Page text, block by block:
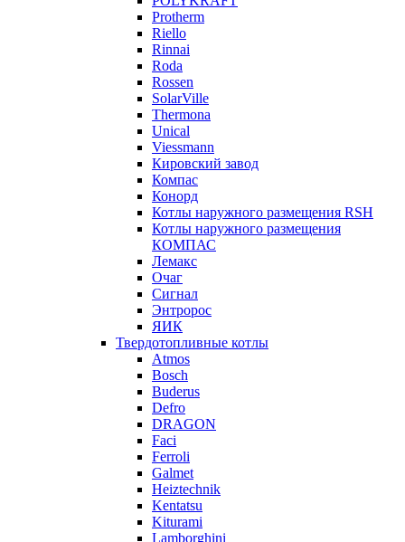
Protherm
Riello
Rinnai
Roda
Rossen
SolarVille
Thermona
Unical
Viessmann
Кировский завод
Компас
Конорд
Котлы наружного размещения RSH
Котлы наружного размещения
КОМПАС
Лемакс
Очаг
Сигнал
Энтророс
ЯИК
Твердотопливные котлы
Atmos
Bosch
Buderus
Defro
DRAGON
Faci
Ferroli
Galmet
Heiztechnik
Kentatsu
Kiturami
Lamborghini